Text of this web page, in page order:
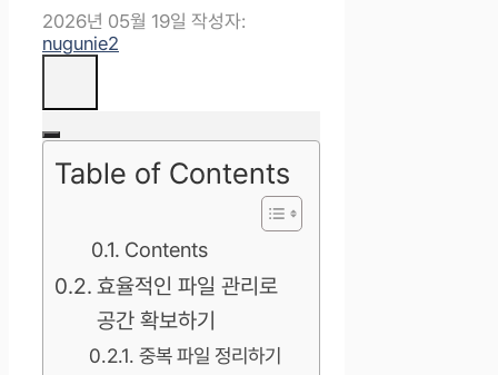
2026년 05월 19일 작성자:
nugunie2
Table of Contents
Contents
효율적인 파일 관리로
공간 확보하기
중복 파일 정리하기